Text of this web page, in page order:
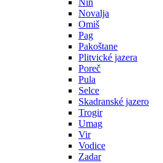
Nin
Novalja
Omiš
Pag
Pakoštane
Plitvické jazera
Poreč
Pula
Selce
Skadranské jazero
Trogir
Umag
Vir
Vodice
Zadar